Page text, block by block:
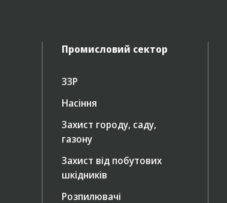
Промисловий сектор
ЗЗР
Насіння
Захист городу, саду,
газону
Захист від побутових
шкідників
Розпилювачі